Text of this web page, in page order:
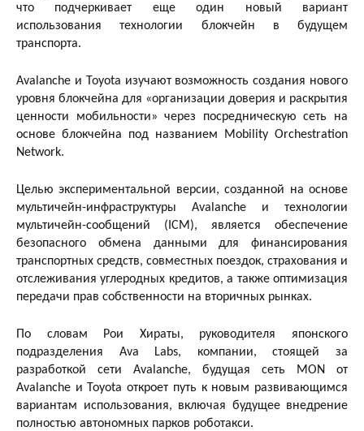
что подчеркивает еще один новый вариант
использования технологии блокчейн в будущем
транспорта.
Avalanche и Toyota изучают возможность создания нового
уровня блокчейна для «организации доверия и раскрытия
ценности мобильности» через посредническую сеть на
основе блокчейна под названием Mobility Orchestration
Network.
Целью экспериментальной версии, созданной на основе
мультичейн-инфраструктуры Avalanche и технологии
мультичейн-сообщений (ICM), является обеспечение
безопасного обмена данными для финансирования
транспортных средств, совместных поездок, страхования и
отслеживания углеродных кредитов, а также оптимизация
передачи прав собственности на вторичных рынках.
По словам Рои Хираты, руководителя японского
подразделения Ava Labs, компании, стоящей за
разработкой сети Avalanche, будущая сеть MON от
Avalanche и Toyota откроет путь к новым развивающимся
вариантам использования, включая будущее внедрение
полностью автономных парков роботакси.